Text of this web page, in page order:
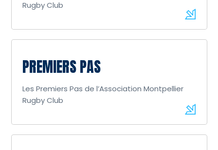
Rugby Club
PREMIERS PAS
Les Premiers Pas de l’Association Montpellier
Rugby Club